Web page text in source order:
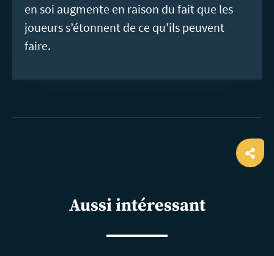
en soi augmente en raison du fait que les
joueurs s’étonnent de ce qu'ils peuvent
faire.
Aussi intéressant